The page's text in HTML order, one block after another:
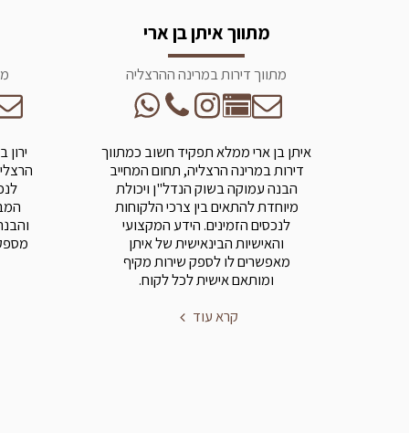
מתווך איתן בן ארי
מתווך דירות במרינה ההרצליה
איתן בן ארי ממלא תפקיד חשוב כמתווך
דירות במרינה הרצליה, תחום המחייב
הבנה עמוקה בשוק הנדל"ן ויכולת
מיוחדת להתאים בין צרכי הלקוחות
לנכסים הזמינים. הידע המקצועי
והאישיות הבינאישית של איתן
מאפשרים לו לספק שירות מקיף
ומותאם אישית לכל לקוח.
קרא עוד